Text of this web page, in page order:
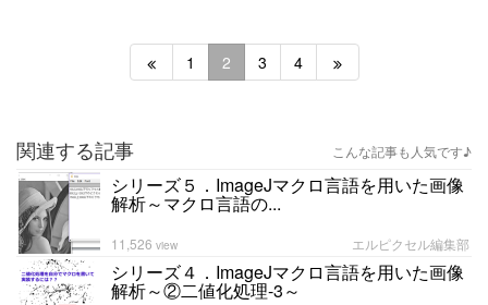
1 2 3 4
関連する記事 こんな記事も人気です♪
シリーズ５．ImageJマクロ言語を用いた画像
解析～マクロ言語の...
エルピクセル編集部
11,526 view
シリーズ４．ImageJマクロ言語を用いた画像
解析～②二値化処理-3～